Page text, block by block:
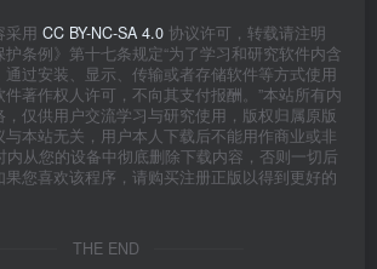
采用 CC BY-NC-SA 4.0 协议许可，转载请注明
条例》第十七条规定“为了学习和研究软件内含
过安装、显示、传输或者存储软件等方式使用
著作权人许可，不向其支付报酬。”本站所有内
仅供用户交流学习与研究使用，版权归属原版
本站无关，用户本人下载后不能用作商业或非
内从您的设备中彻底删除下载内容，否则一切后
您喜欢该程序，请购买注册正版以得到更好的
THE END